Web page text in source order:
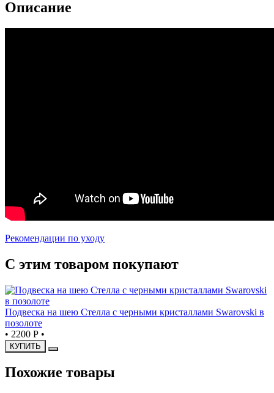
Описание
Рекомендации по уходу
С этим товаром покупают
Подвеска на шею Стелла с черными кристаллами Swarovski в
позолоте
• 2200 Р •
КУПИТЬ
Похожие товары